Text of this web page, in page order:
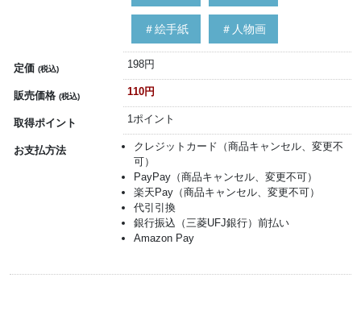
＃絵手紙 ＃人物画
定価 (税込) 198円
販売価格 (税込) 110円
取得ポイント 1ポイント
お支払方法
クレジットカード（商品キャンセル、変更不
可）
PayPay（商品キャンセル、変更不可）
楽天Pay（商品キャンセル、変更不可）
代引引換
銀行振込（三菱UFJ銀行）前払い
Amazon Pay